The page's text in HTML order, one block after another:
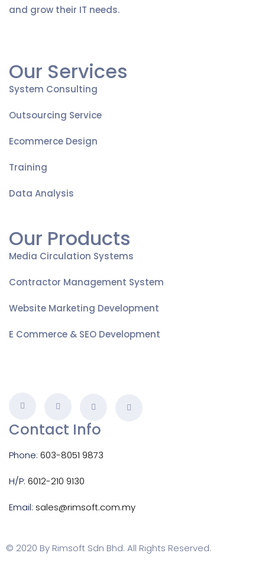
and grow their IT needs.
Our Services
System Consulting
Outsourcing Service
Ecommerce Design
Training
Data Analysis
Our Products
Media Circulation Systems
Contractor Management System
Website Marketing Development
E Commerce & SEO Development
Contact Info
Phone: 603-8051 9873
H/P: 6012-210 9130
Email: sales@rimsoft.com.my
© 2020 By Rimsoft Sdn Bhd. All Rights Reserved.